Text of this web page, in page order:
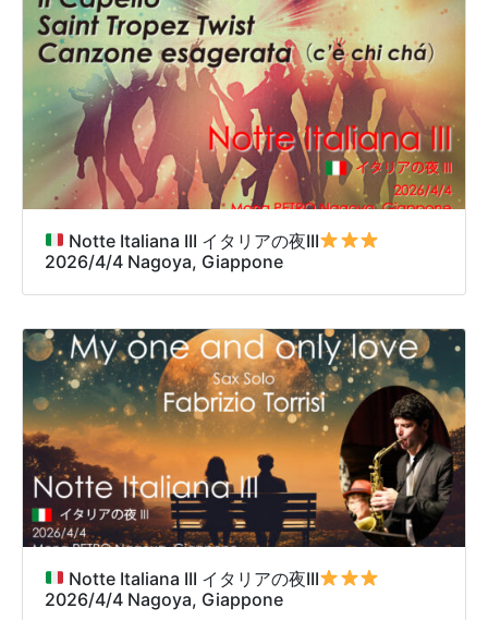
Notte Italiana III イタリアの夜III
2026/4/4 Nagoya, Giappone
Notte Italiana III イタリアの夜III
2026/4/4 Nagoya, Giappone